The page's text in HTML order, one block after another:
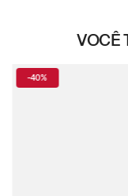
VOCÊ
-40%